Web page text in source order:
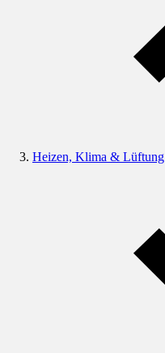
Heizen, Klima & Lüftung